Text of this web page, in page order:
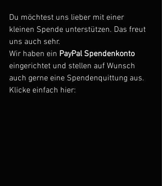
Du möchtest uns lieber mit einer
kleinen Spende unterstützen. Das freut
uns auch sehr.
Wir haben ein PayPal Spendenkonto
eingerichtet und stellen auf Wunsch
auch gerne eine Spendenquittung aus.
Klicke einfach hier: